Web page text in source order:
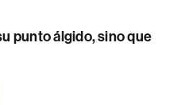
punto álgido, sino que